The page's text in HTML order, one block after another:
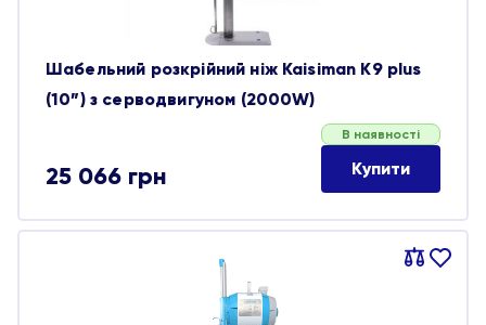
Шабельний розкрійний ніж Kaisiman K9 plus
(10”) з серводвигуном (2000W)
25 066 грн
В наявності
Купити
Порівняти
В